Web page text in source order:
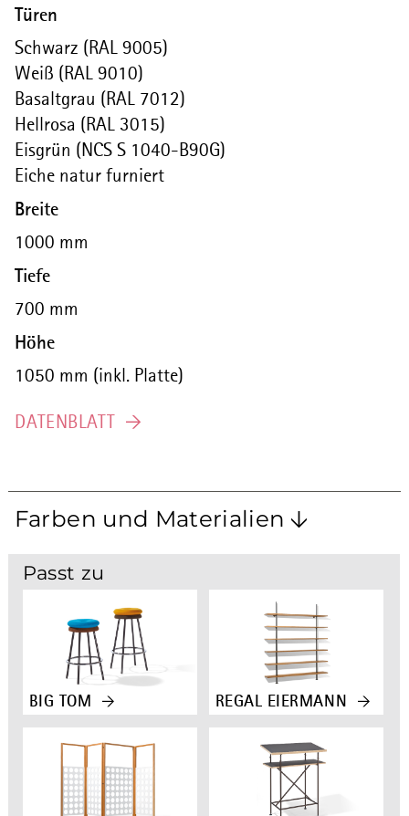
Türen
Schwarz (RAL 9005)
Weiß (RAL 9010)
Basaltgrau (RAL 7012)
Hellrosa (RAL 3015)
Eisgrün (NCS S 1040-B90G)
Eiche natur furniert
Breite
1000 mm
Tiefe
700 mm
Höhe
1050 mm (inkl. Platte)
DATENBLATT
Farben und Materialien
GESTELL
SCHWARZ (RAL 9005)
4023 LINOLEUM NERO
Passt zu
BIG TOM REGAL EIERMANN